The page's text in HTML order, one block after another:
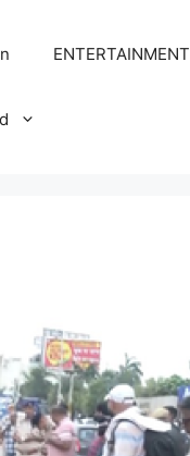
ENTERTAINMENT